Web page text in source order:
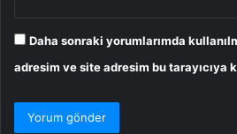
Daha sonraki yorumlarımda
adresim ve site adresim bu tarayıcıya